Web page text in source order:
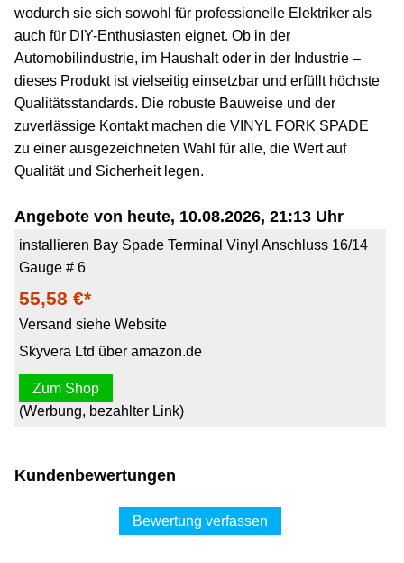
wodurch sie sich sowohl für professionelle Elektriker als
auch für DIY-Enthusiasten eignet. Ob in der
Automobilindustrie, im Haushalt oder in der Industrie –
dieses Produkt ist vielseitig einsetzbar und erfüllt höchste
Qualitätsstandards. Die robuste Bauweise und der
zuverlässige Kontakt machen die VINYL FORK SPADE
zu einer ausgezeichneten Wahl für alle, die Wert auf
Qualität und Sicherheit legen.
Angebote von heute, 10.08.2026, 21:13 Uhr
installieren Bay Spade Terminal Vinyl Anschluss 16/14
Gauge # 6
55,58 €*
Versand siehe Website
Skyvera Ltd über amazon.de
Zum Shop
(Werbung, bezahlter Link)
Kundenbewertungen
Bewertung verfassen